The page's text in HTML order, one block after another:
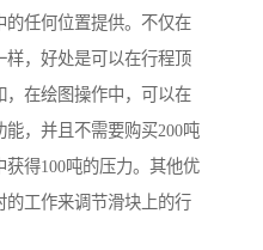
任何位置提供。不仅在
样，好处是可以在行程顶
在绘图操作中，可以在
，并且不需要购买200吨
得100吨的压力。其他优
的工作来调节滑块上的行